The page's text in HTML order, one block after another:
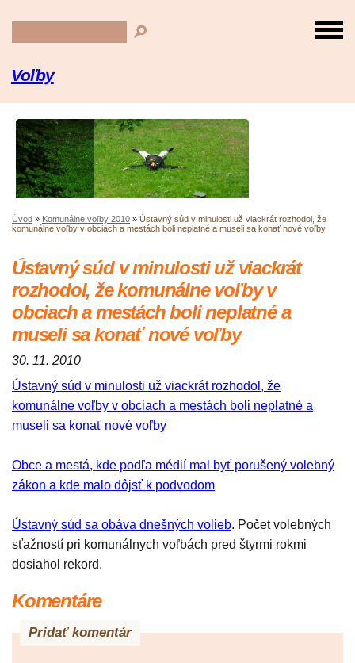
Voľby
Úvod » Komunálne voľby 2010 » Ústavný súd v minulosti už viackrát rozhodol, že
komunálne voľby v obciach a mestách boli neplatné a museli sa konať nové voľby
Ústavný súd v minulosti už viackrát
rozhodol, že komunálne voľby v
obciach a mestách boli neplatné a
museli sa konať nové voľby
30. 11. 2010
Ústavný súd v minulosti už viackrát rozhodol, že
komunálne voľby v obciach a mestách boli neplatné a
museli sa konať nové voľby
Obce a mestá, kde podľa médií mal byť porušený volebný
zákon a kde malo dôjsť k podvodom
Ústavný súd sa obáva dnešných volieb. Počet volebných
sťažností pri komunálnych voľbách pred štyrmi rokmi
dosiahol rekord.
Komentáre
Pridať komentár